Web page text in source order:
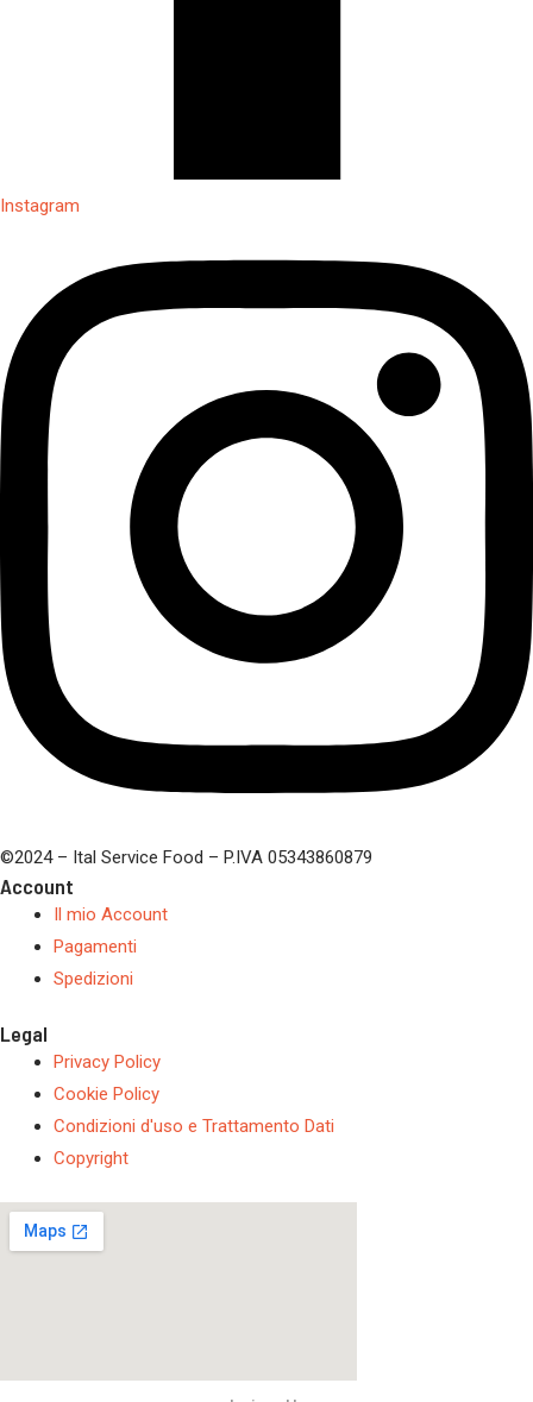
Instagram
©2024 – Ital Service Food – P.IVA 05343860879
Account
Il mio Account
Pagamenti
Spedizioni
Legal
Privacy Policy
Cookie Policy
Condizioni d'uso e Trattamento Dati
Copyright